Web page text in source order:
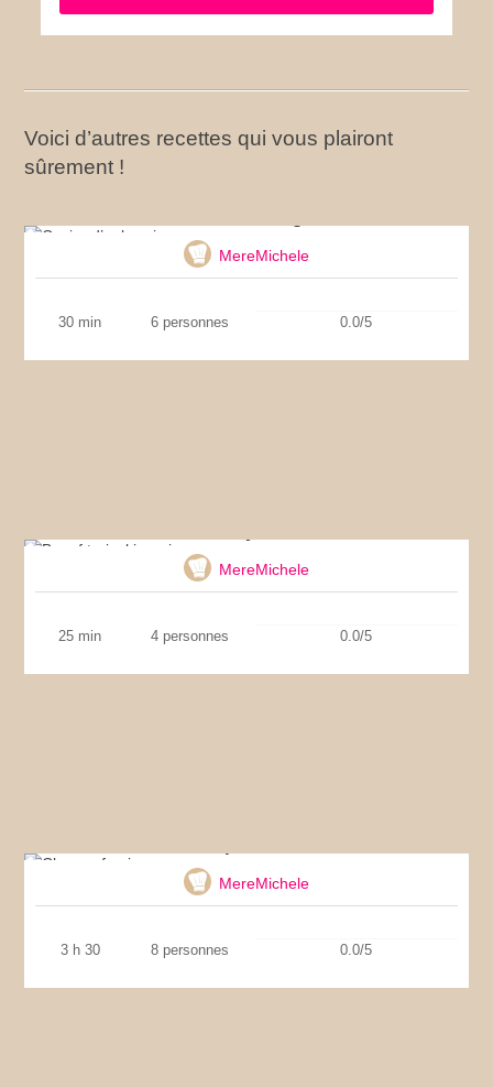
Voici d’autres recettes qui vous plairont
sûrement !
MereMichele
30 min 6 personnes 0.0/5
MereMichele
25 min 4 personnes 0.0/5
MereMichele
3 h 30 8 personnes 0.0/5